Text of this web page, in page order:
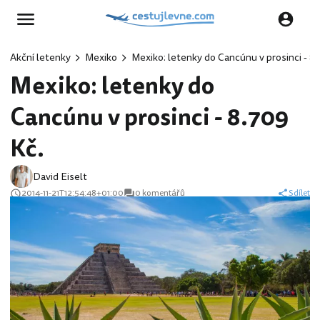
Akční letenky Mexiko Mexiko: letenky do Cancúnu v prosinci -
Mexiko: letenky do
Cancúnu v prosinci - 8.709
Kč.
David Eiselt
2014-11-21T12:54:48+01:00 0 komentářů Sdílet